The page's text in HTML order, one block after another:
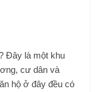
Đây là một khu
cư dân và
hộ ở đây đều có